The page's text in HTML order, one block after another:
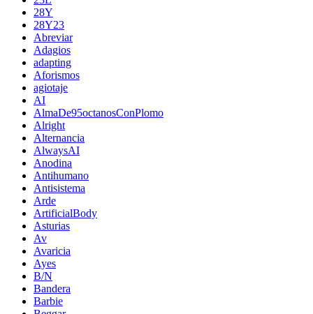
28Y
28Y23
Abreviar
Adagios
adapting
Aforismos
agiotaje
AI
AlmaDe95octanosConPlomo
Alright
Alternancia
AlwaysAI
Anodina
Antihumano
Antisistema
Arde
ArtificialBody
Asturias
Av
Avaricia
Ayes
B/N
Bandera
Barbie